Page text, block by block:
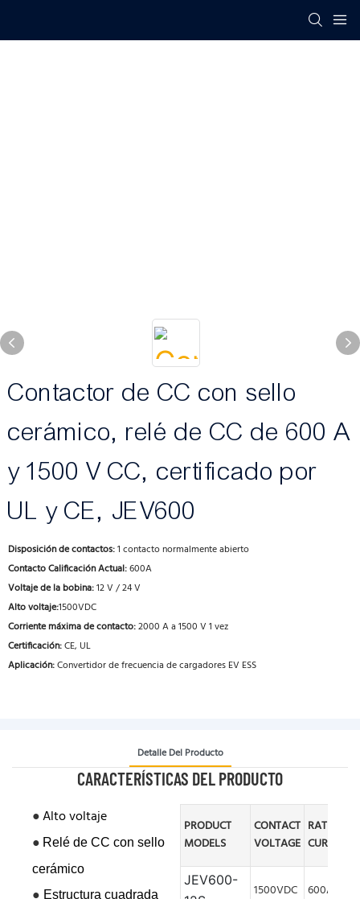
Contactor de CC con sello
cerámico, relé de CC de 600 A
y 1500 V CC, certificado por
UL y CE, JEV600
Disposición de contactos:1 contacto normalmente abierto
Contacto Calificación Actual:600A
Voltaje de la bobina:12 V / 24 V
Alto voltaje:1500VDC
Corriente máxima de contacto:2000 A a 1500 V 1 vez
Certificación:CE, UL
Aplicación:Convertidor de frecuencia de cargadores EV ESS
Detalle Del Producto
CARACTERÍSTICAS DEL PRODUCTO
●Alto voltaje
● Relé de CC con sello
cerámico
Estructura cuadrada
PRODUCT
MODELS
CONTACT
VOLTAGE
RATED
CURRENT
JEV600-
1500VDC 600A